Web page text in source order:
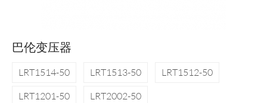
巴伦变压器
LRT1514-50 LRT1513-50
LRT1512-50
LRT1201-50
LRT2002-50